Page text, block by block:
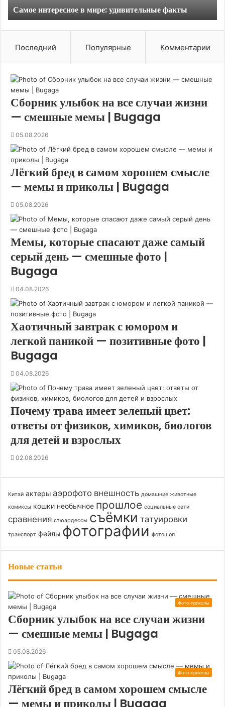
е
с
е
в
м
и
р
е
у
д
и
и
ь
н
ы
ф
ы
Самое интересное в мире: удивительные факты
Последний Популярные Комментарии
Сборник улыбок на все случаи жизни
— смешные мемы | Bugaga
05.08.2026
Лёгкий бред в самом хорошем смысле
— мемы и приколы | Bugaga
05.08.2026
Мемы, которые спасают даже самый
серый день — смешные фото |
Bugaga
04.08.2026
Хаотичный завтрак с юмором и
легкой паникой — позитивные фото |
Bugaga
04.08.2026
Почему трава имеет зеленый цвет:
ответы от физиков, химиков, биологов
для детей и взрослых
02.08.2026
Китай актеры аэрофото внешность домашние животные
комиксы кошки необычное прошлое социальные сети
сравнения стюардессы съёмки татуировки
транспорт фейлы фотографии фотошоп
Новые статьи
Фото-приколы
Сборник улыбок на все случаи жизни
— смешные мемы | Bugaga
05.08.2026
Фото-приколы
Лёгкий бред в самом хорошем смысле
— мемы и приколы | Bugaga